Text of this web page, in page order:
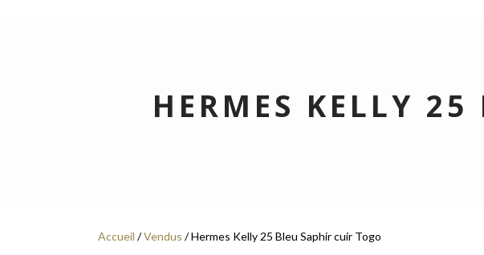
HERMES KELLY
Accueil /Vendus / Hermes Kelly 25 Bleu Saphir cuir Togo